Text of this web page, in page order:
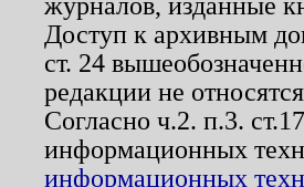
Доступ к архивным
ст. 24
редакции не
Согласно ч.2. п.3.
информационных
информационных